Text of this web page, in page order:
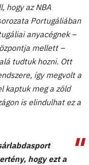
hogy az NBA
Portugáliában
anyacégnek –
mellett –
tudtuk hozni. Ott
így megvolt a
kaptuk meg a zöld
is elindulhat ez a
hogy ezt a